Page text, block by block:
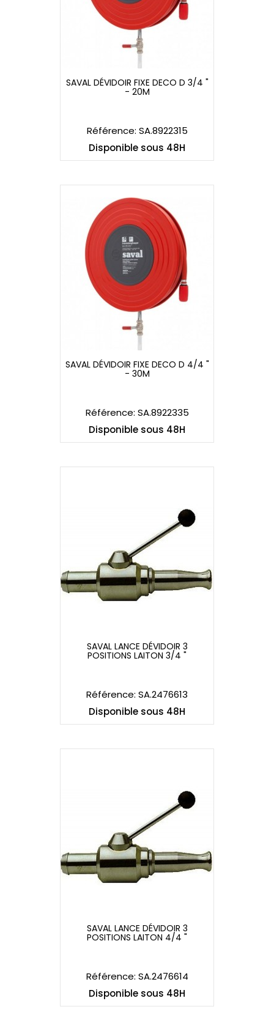
SAVAL DÉVIDOIR FIXE DECO D 3/4 "
- 20M
Référence: SA.8922315
Disponible sous 48H
SAVAL DÉVIDOIR FIXE DECO D 4/4 "
- 30M
Référence: SA.8922335
Disponible sous 48H
SAVAL LANCE DÉVIDOIR 3
POSITIONS LAITON 3/4 "
Référence: SA.2476613
Disponible sous 48H
SAVAL LANCE DÉVIDOIR 3
POSITIONS LAITON 4/4 "
Référence: SA.2476614
Disponible sous 48H